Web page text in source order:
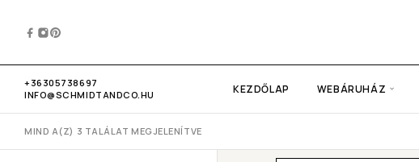
+36305738697
INFO@SCHMIDTANDCO.HU
KEZDŐLAP WEBÁRUHÁZ
MIND A(Z) 3 TALÁLAT MEGJELENÍTVE